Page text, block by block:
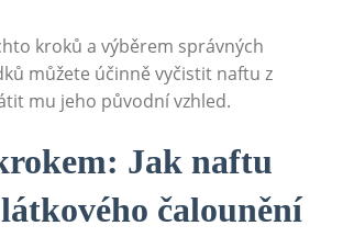
kroků a výběrem správných
můžete účinně vyčistit naftu z
mu jeho původní vzhled.
Jak naftu
čalounění